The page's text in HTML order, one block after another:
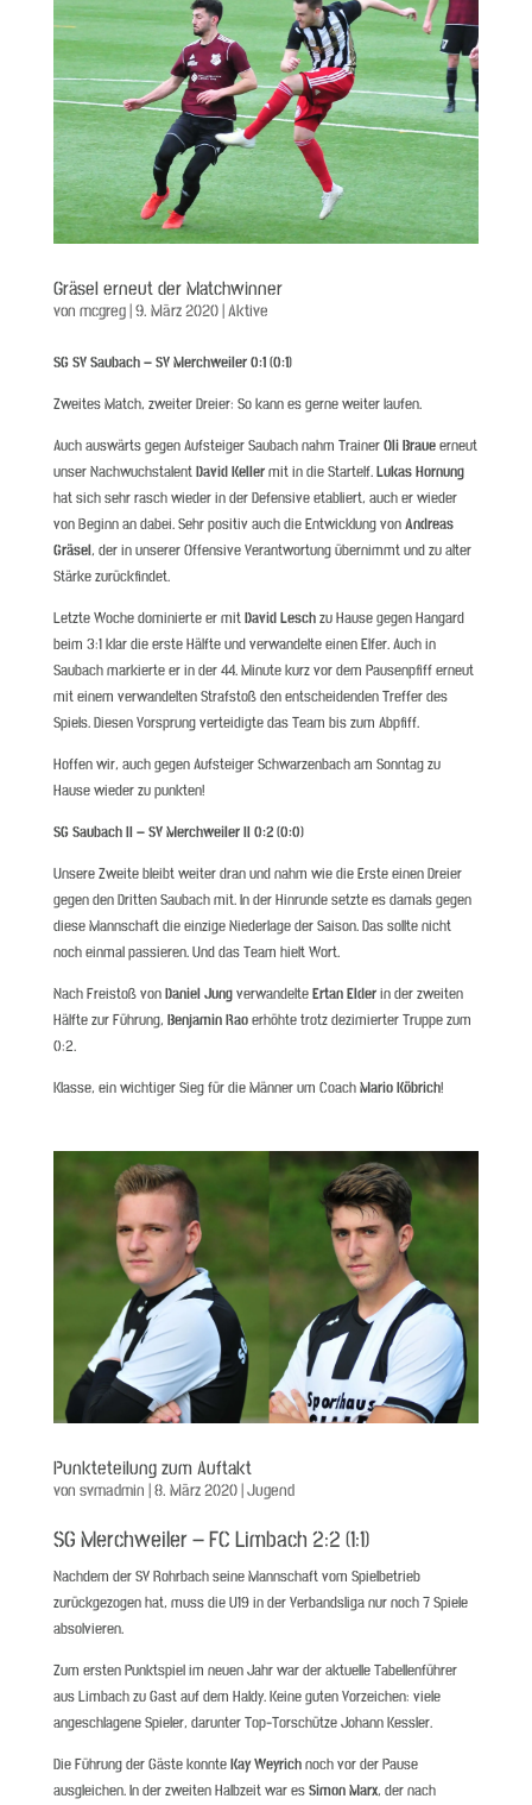
Gräsel erneut der Matchwinner
von mcgreg|9. März 2020|Aktive
SG SV Saubach – SV Merchweiler 0:1 (0:1)
Zweites Match, zweiter Dreier: So kann es gerne weiter laufen.
Auch auswärts gegen Aufsteiger Saubach nahm TrainerOli Braueerneut
unser NachwuchstalentDavid Kellermit in die Startelf.Lukas Hornung
hat sich sehr rasch wieder in der Defensive etabliert, auch er wieder
von Beginn an dabei. Sehr positiv auch die Entwicklung vonAndreas
Gräsel, der in unserer Offensive Verantwortung übernimmt und zu alter
Stärke zurückfindet.
Letzte Woche dominierte er mitDavid Leschzu Hause gegen Hangard
beim 3:1 klar die erste Hälfte und verwandelte einen Elfer. Auch in
Saubach markierte er in der 44. Minute kurz vor dem Pausenpfiff erneut
mit einem verwandelten Strafstoß den entscheidenden Treffer des
Spiels. Diesen Vorsprung verteidigte das Team bis zum Abpfiff.
Hoffen wir, auch gegen Aufsteiger Schwarzenbach am Sonntag zu
Hause wieder zu punkten!
SG Saubach II – SV Merchweiler II 0:2 (0:0)
Unsere Zweite bleibt weiter dran und nahm wie die Erste einen Dreier
gegen den Dritten Saubach mit. In der Hinrunde setzte es damals gegen
diese Mannschaft die einzige Niederlage der Saison. Das sollte nicht
noch einmal passieren. Und das Team hielt Wort.
Nach Freistoß vonDaniel JungverwandelteErtan Elderin der zweiten
Hälfte zur Führung, Benjamin Raoerhöhte trotz dezimierter Truppe zum
0:2.
Klasse, ein wichtiger Sieg für die Männer um CoachMario Köbrich!
Punkteteilung zum Auftakt
von svmadmin |8. März 2020|Jugend
SG Merchweiler – FC Limbach 2:2 (1:1)
Nachdem der SV Rohrbach seine Mannschaft vom Spielbetrieb
zurückgezogen hat, muss die U19 in der Verbandsliga nur noch 7 Spiele
absolvieren.
Zum ersten Punktspiel im neuen Jahr war der aktuelle Tabellenführer
aus Limbach zu Gast auf dem Haldy. Keine guten Vorzeichen: viele
angeschlagene Spieler, darunter Top-Torschütze Johann Kessler.
Die Führung der Gäste konnteKay Weyrichnoch vor der Pause
ausgleichen. In der zweiten Halbzeit war esSimon Marx, der nach